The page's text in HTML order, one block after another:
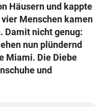
Häusern und kappte
Menschen kamen
Damit nicht genug:
nun plündernd
Miami. Die Diebe
und